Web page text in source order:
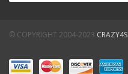
© COPYRIGHT 2004-2023